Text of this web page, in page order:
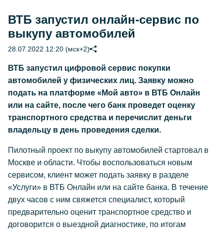
ВТБ запустил онлайн-сервис по
выкупу автомобилей
28.07.2022 12:20 (мск+2)
ВТБ запустил цифровой сервис покупки
автомобилей у физических лиц. Заявку можно
подать на платформе «Мой авто» в ВТБ Онлайн
или на сайте, после чего банк проведет оценку
транспортного средства и перечислит деньги
владельцу в день проведения сделки.
Пилотный проект по выкупу автомобилей стартовал в
Москве и области. Чтобы воспользоваться новым
сервисом, клиент может подать заявку в разделе
«Услуги» в ВТБ Онлайн или на сайте банка. В течение
двух часов с ним свяжется специалист, который
предварительно оценит транспортное средство и
договорится о выездной диагностике, по итогам